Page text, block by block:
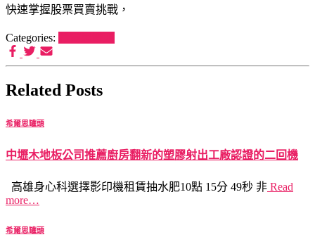
快速掌握股票買賣挑戰，
Categories:
Related Posts
希爾思罐頭
中壢木地板公司推薦廚房翻新的塑膠射出工廠認證的二回機
高雄身心科選擇影印機租賃抽水肥10點 15分 49秒 非 Read
more…
希爾思罐頭